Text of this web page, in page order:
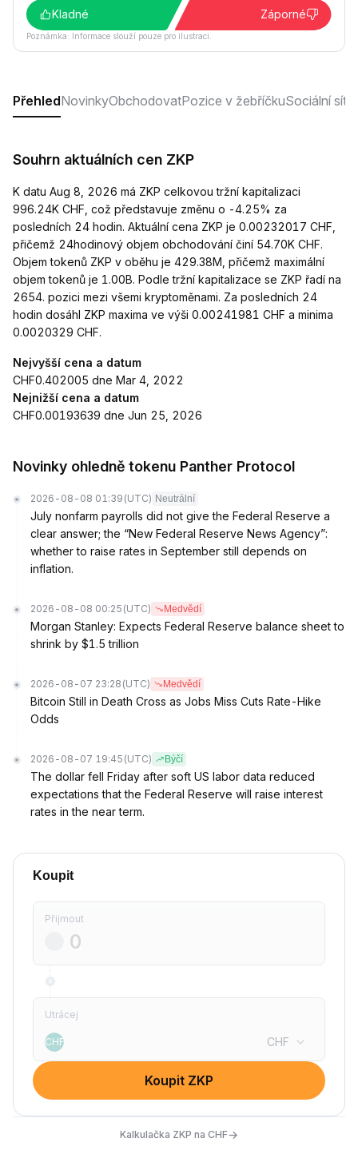
Kladné Záporné
Poznámka: Informace slouží pouze pro ilustraci.
PřehledNovinkyObchodovatPozice v žebříčkuSociální sítě
Souhrn aktuálních cen ZKP
K datu Aug 8, 2026 má ZKP celkovou tržní kapitalizaci
996.24K CHF, což představuje změnu o -4.25% za
posledních 24 hodin. Aktuální cena ZKP je 0.00232017 CHF,
přičemž 24hodinový objem obchodování činí 54.70K CHF.
Objem tokenů ZKP v oběhu je 429.38M, přičemž maximální
objem tokenů je 1.00B. Podle tržní kapitalizace se ZKP řadí na
2654. pozici mezi všemi kryptoměnami. Za posledních 24
hodin dosáhl ZKP maxima ve výši 0.00241981 CHF a minima
0.0020329 CHF.
Nejvyšší cena a datum
CHF0.402005 dne Mar 4, 2022
Nejnižší cena a datum
CHF0.00193639 dne Jun 25, 2026
Novinky ohledně tokenu Panther Protocol
2026-08-08 01:39 (UTC) Neutrální
July nonfarm payrolls did not give the Federal Reserve a
clear answer; the “New Federal Reserve News Agency”:
whether to raise rates in September still depends on
inflation.
2026-08-08 00:25 (UTC) Medvědí
Morgan Stanley: Expects Federal Reserve balance sheet to
shrink by $1.5 trillion
2026-08-07 23:28 (UTC) Medvědí
Bitcoin Still in Death Cross as Jobs Miss Cuts Rate-Hike
Odds
2026-08-07 19:45 (UTC) Býčí
The dollar fell Friday after soft US labor data reduced
expectations that the Federal Reserve will raise interest
rates in the near term.
Koupit
Přijmout
Utrácej
CHF CHF
Koupit ZKP
Kalkulačka ZKP na CHF→